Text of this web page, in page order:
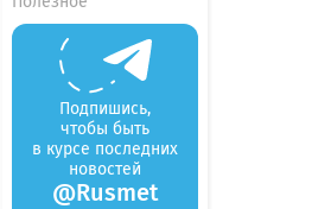
Подпишись,
чтобы быть
в курсе последних
новостей
@Rusmet